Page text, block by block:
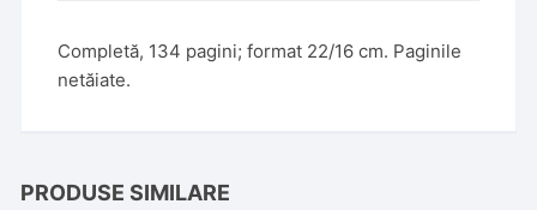
Completă, 134 pagini; format 22/16 cm. Paginile
netăiate.
PRODUSE SIMILARE